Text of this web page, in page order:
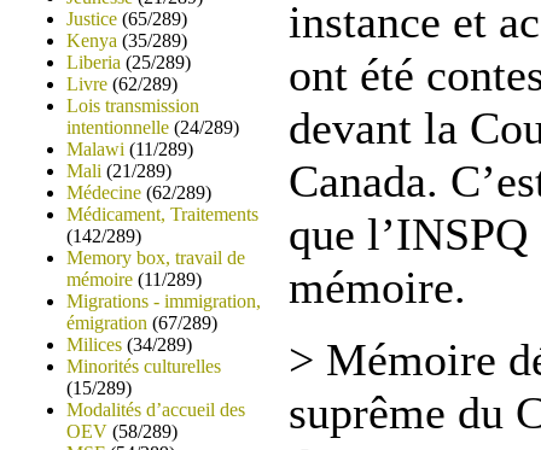
Justice (65/289)
Kenya (35/289)
Liberia (25/289)
Livre (62/289)
Lois transmission
intentionnelle (24/289)
Malawi (11/289)
Mali (21/289)
Médecine (62/289)
Médicament, Traitements
(142/289)
Memory box, travail de
mémoire (11/289)
Migrations - immigration,
émigration (67/289)
Milices (34/289)
Minorités culturelles
(15/289)
Modalités d’accueil des
OEV (58/289)
instance et
ont été
devant la
Canada.
que
mémoire.
> Mémoire
suprême du